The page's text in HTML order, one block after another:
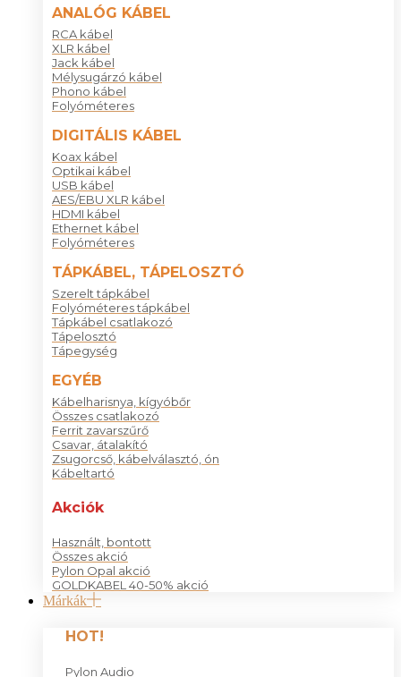
ANALÓG KÁBEL
RCA kábel
XLR kábel
Jack kábel
Mélysugárzó kábel
Phono kábel
Folyóméteres
DIGITÁLIS KÁBEL
Koax kábel
Optikai kábel
USB kábel
AES/EBU XLR kábel
HDMI kábel
Ethernet kábel
Folyóméteres
TÁPKÁBEL, TÁPELOSZTÓ
Szerelt tápkábel
Folyóméteres tápkábel
Tápkábel csatlakozó
Tápelosztó
Tápegység
EGYÉB
Kábelharisnya, kígyóbőr
Összes csatlakozó
Ferrit zavarszűrő
Csavar, átalakító
Zsugorcső, kábelválasztó, ón
Kábeltartó
Akciók
Használt, bontott
Összes akció
Pylon Opal akció
GOLDKABEL 40-50% akció
Márkák
HOT!
Pylon Audio